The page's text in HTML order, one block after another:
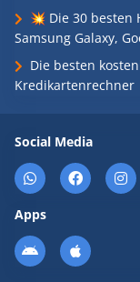
💥 Die 30
Samsung Galaxy,
Die besten
Kredikartenrechner
Social Media
Apps